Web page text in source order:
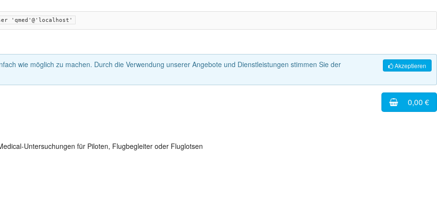
'qmed'@'localhost'
Akzeptieren
wie möglich zu machen. Durch die Verwendung unserer Angebote und Dienstleistungen stimmen Sie der
0,00 €
Untersuchungen für Piloten, Flugbegleiter oder Fluglotsen